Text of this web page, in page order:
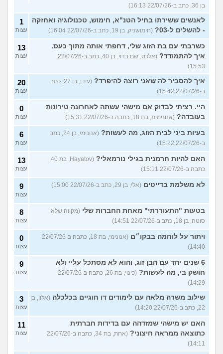
בן 36, כתב ב-22/07/26 16:13)
לאנשים ששירתו בחיל הטנ"א, חימוש, טכנולוגיה ואחזקה
- להשלים ל-03?
(חימושניק, בן 19, כתב ב-22/07/26 16:04)
1
עצות
כשרבתי עם בת הזוג שלי, דחפתי אותה מתוך כעס.
איך להתמודד?
(אלכס, שם בדוי, בן 40, כתב ב-22/07/26
15:53)
13
עצות
איך להסביר לה שאני רוצה להיפרד?
(עידן, בן 27, כתב
ב-22/07/26 15:42)
20
עצות
היי. רציתי לבדוק אם מישהי עשתה לאחרונה טירונות
בעובדה? (אנונימית, בת 18, כתבה ב-22/07/26 15:31)
0
עצות
בעיות ביני לבית הזוג, מה לעשות?
(אנונימי, בן 24, כתב
ב-22/07/26 15:22)
6
עצות
האם להיות חרמנית בגילי נורמאלי?
(Hayatov, בת 40,
כתבה ב-22/07/26 15:11)
13
עצות
לא משלמת בדייטים (אלי, בן 29, כתב ב-22/07/26 15:00) 9
עצות
בטעות "התעוררתי" מאחת החברות שלי (מקווה שלא
סוטה, בן 18, כתב ב-22/07/26 14:51)
8
עצות
ויתור על לוחמה בבקו״ם
(אנונימי, בת 18, כתבה ב-22/07/26
14:40)
0
עצות
6 שנים יחד עם הבן זוג, והוא לא מסתכל עליי ולא
חושק בי, מה לעשות?
(כינוי, בת 26, כתבה ב-22/07/26
14:29)
9
עצות
שילוב משרה מלאה עם לימודים דו חוגיים בכלכלה (אלון, בן
22, כתב ב-22/07/26 14:20)
3
עצות
האם יש מישהי שמזדהה עם בדידות חברתית
כתוצאה ממראה חיצוני?
(אחת, בת 34, כתבה ב-22/07/26
14:11)
11
עצות